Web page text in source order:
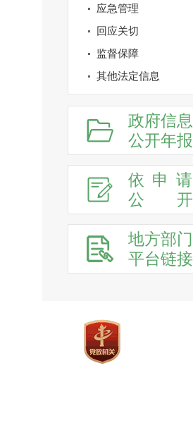
应急管理
回应关切
监督保障
其他法定信息
政府信息
公开年报
依申请
公
开
地方部门
平台链接